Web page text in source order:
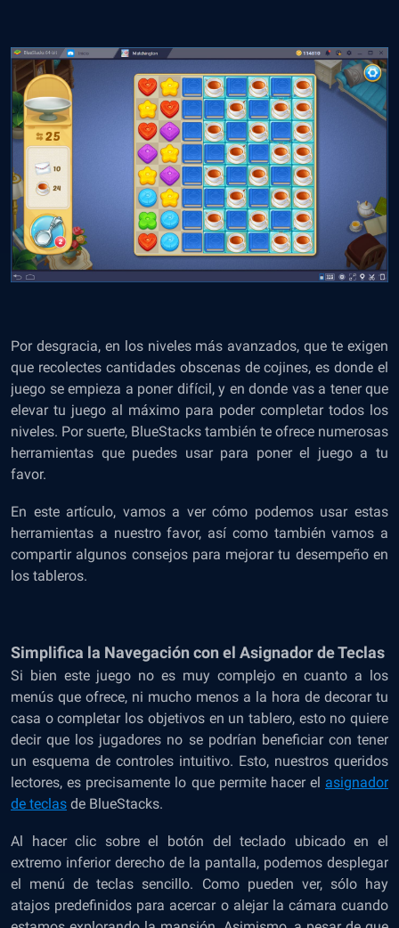
Por desgracia, en los niveles más avanzados, que te exigen
que recolectes cantidades obscenas de cojines, es donde el
juego se empieza a poner difícil, y en donde vas a tener que
elevar tu juego al máximo para poder completar todos los
niveles. Por suerte, BlueStacks también te ofrece numerosas
herramientas que puedes usar para poner el juego a tu
favor.
En este artículo, vamos a ver cómo podemos usar estas
herramientas a nuestro favor, así como también vamos a
compartir algunos consejos para mejorar tu desempeño en
los tableros.
Simplifica la Navegación con el Asignador de Teclas
Si bien este juego no es muy complejo en cuanto a los
menús que ofrece, ni mucho menos a la hora de decorar tu
casa o completar los objetivos en un tablero, esto no quiere
decir que los jugadores no se podrían beneficiar con tener
un esquema de controles intuitivo. Esto, nuestros queridos
lectores, es precisamente lo que permite hacer el asignador
de teclas de BlueStacks.
Al hacer clic sobre el botón del teclado ubicado en el
extremo inferior derecho de la pantalla, podemos desplegar
el menú de teclas sencillo. Como pueden ver, sólo hay
atajos predefinidos para acercar o alejar la cámara cuando